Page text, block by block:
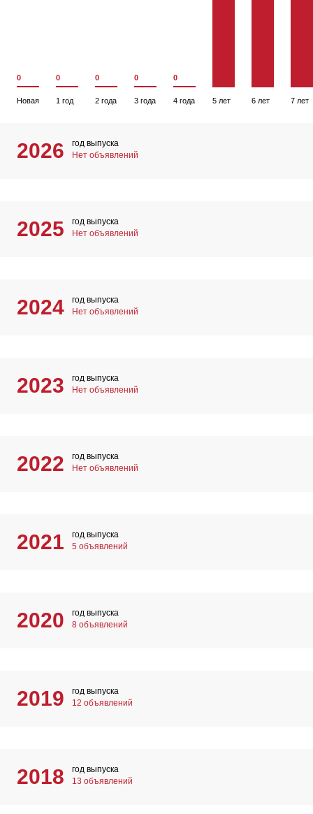
0
Новая
0
1 год
0
2 года
0
3 года
0
4 года 5 лет 6 лет 7 лет
2026
год выпуска
Нет объявлений
2025
год выпуска
Нет объявлений
2024
год выпуска
Нет объявлений
2023
год выпуска
Нет объявлений
2022
год выпуска
Нет объявлений
2021
год выпуска
5 объявлений
2020
год выпуска
8 объявлений
2019
год выпуска
12 объявлений
2018
год выпуска
13 объявлений